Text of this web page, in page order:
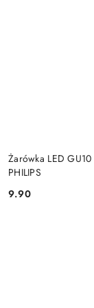
Żarówka LED
PHILIPS
Cena:
9.90